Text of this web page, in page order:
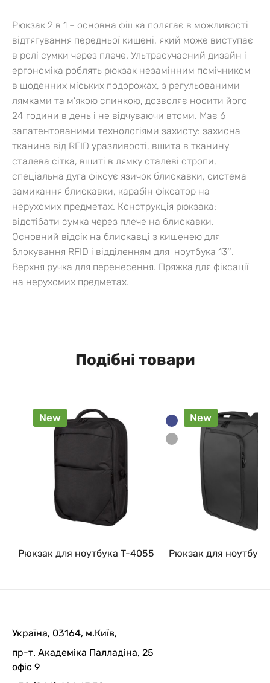
Рюкзак 2 в 1 – основна фішка полягає в можливості
відтягування передньої кишені, який може виступає
в ролі сумки через плече. Ультрасучасний дизайн і
ергономіка роблять рюкзак незамінним помічником
в щоденних міських подорожах, з регульованими
лямками та м’якою спинкою, дозволяє носити його
24 години в день і не відчуваючи втоми. Має 6
запатентованими технологіями захисту: захисна
тканина від RFID уразливості, вшита в тканину
сталева сітка, вшиті в лямку сталеві стропи,
спеціальна дуга фіксує язичок блискавки, система
замикання блискавки, карабін фіксатор на
нерухомих предметах. Конструкція рюкзака:
відстібати сумка через плече на блискавки.
Основний відсік на блискавці з кишенею для
блокування RFID і відділенням для ноутбука 13″.
Верхня ручка для перенесення. Пряжка для фіксації
на нерухомих предметах.
Подібні товари
New
Рюкзак для ноутбука T-4055
New
Рюкзак для
Україна, 03164, м.Київ,
пр-т. Академіка Палладіна, 25
офіс 9